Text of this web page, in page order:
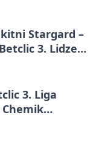
Stargard –
3. Lidze
3. Liga